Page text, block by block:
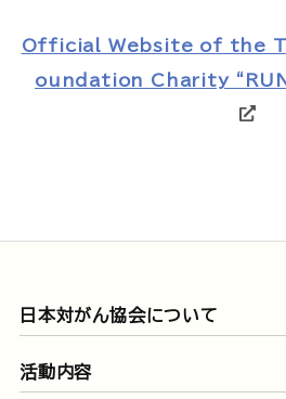
Official Website of the
oundation Charity
日本対がん協会について
活動内容